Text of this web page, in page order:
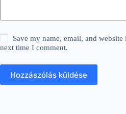
Save my name, email, and
next time I comment.
Hozzászólás küldése